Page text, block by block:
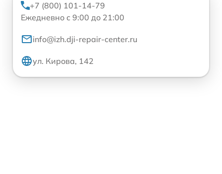
+7 (800) 101-14-79
Ежедневно с 9:00 до 21:00
info@izh.dji-repair-center.ru
ул. Кирова, 142